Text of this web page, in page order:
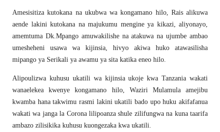
Amesisitiza kutokana na ukubwa wa kongamano hilo, Rais alikuwa
aende lakini kutokana na majukumu mengine ya kikazi, aliyonayo,
amemtuma Dk.Mpango amuwakilishe na atakuwa na ujumbe ambao
umesheheni usawa wa kijinsia, hivyo akiwa huko atawasilisha
mipango ya Serikali ya awamu ya sita katika eneo hilo.
Alipoulizwa kuhusu ukatili wa kijinsia ukoje kwa Tanzania wakati
wanaelekea kwenye kongamano hilo, Waziri Mulamula amejibu
kwamba hana takwimu rasmi lakini ukatili bado upo huku akifafanua
wakati wa janga la Corona lilipoanza shule zilifungwa na kuna taarifa
ambazo zilisikika kuhusu kuongezaka kwa ukatili.